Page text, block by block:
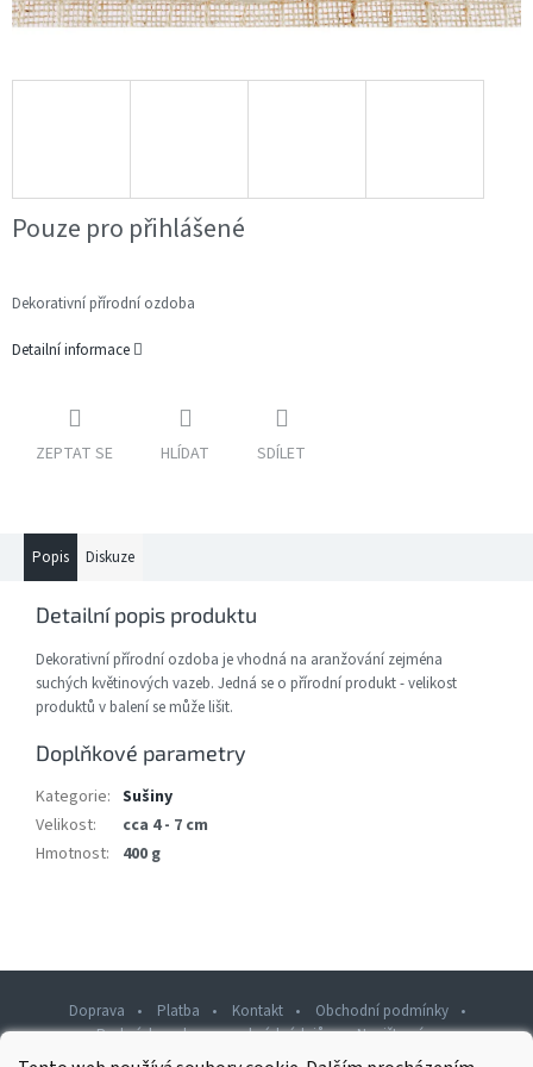
Pouze pro přihlášené
Dekorativní přírodní ozdoba
Detailní informace
ZEPTAT SE HLÍDAT SDÍLET
Popis Diskuze
Detailní popis produktu
Dekorativní přírodní ozdoba je vhodná na aranžování zejména
suchých květinových vazeb. Jedná se o přírodní produkt - velikost
produktů v balení se může lišit.
Doplňkové parametry
Kategorie: Sušiny
Velikost:
cca 4 - 7 cm
Hmotnost: 400 g
Doprava Platba Kontakt
Obchodní podmínky
Podmínky ochrany osobních údajů
Napište nám